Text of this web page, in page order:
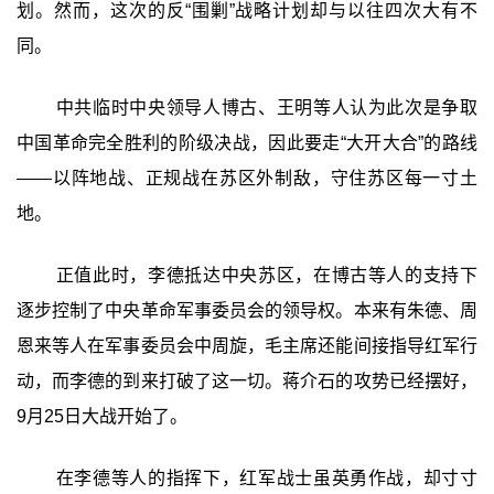
划。然而，这次的反“围剿”战略计划却与以往四次大有不
同。
中共临时中央领导人博古、王明等人认为此次是争取
中国革命完全胜利的阶级决战，因此要走“大开大合”的路线
——以阵地战、正规战在苏区外制敌，守住苏区每一寸土
地。
正值此时，李德抵达中央苏区，在博古等人的支持下
逐步控制了中央革命军事委员会的领导权。本来有朱德、周
恩来等人在军事委员会中周旋，毛主席还能间接指导红军行
动，而李德的到来打破了这一切。蒋介石的攻势已经摆好，
9月25日大战开始了。
在李德等人的指挥下，红军战士虽英勇作战，却寸寸